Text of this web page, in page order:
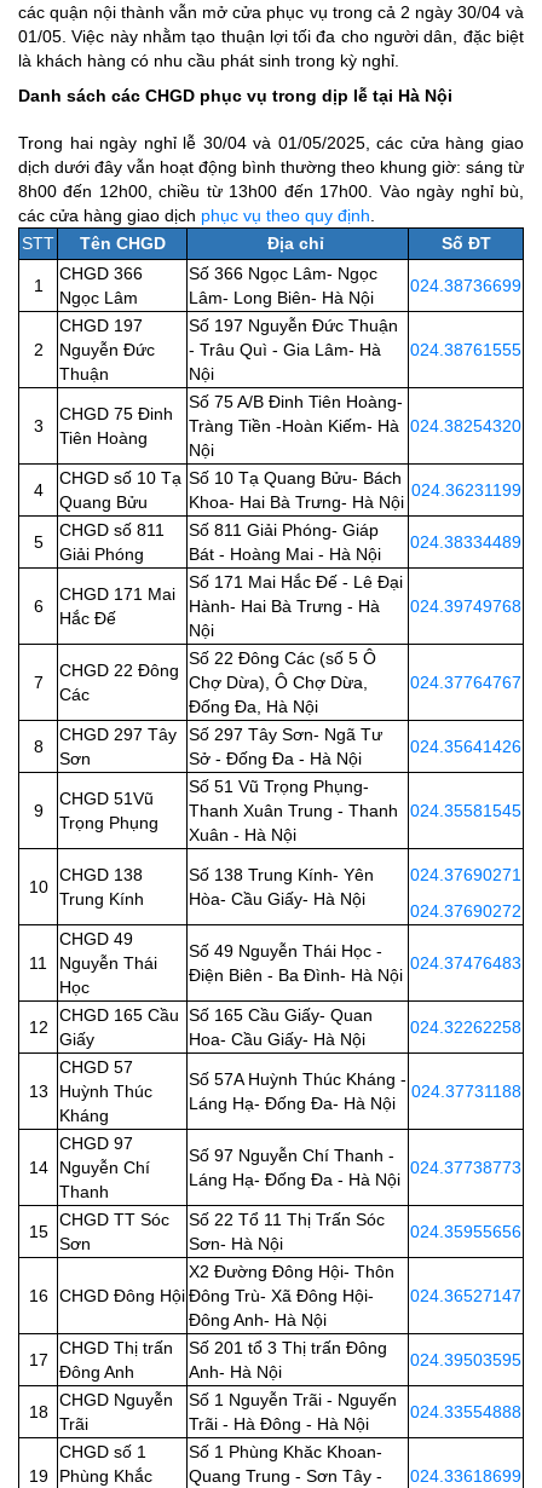
các quận nội thành vẫn mở cửa phục vụ trong cả 2 ngày 30/04 và
01/05. Việc này nhằm tạo thuận lợi tối đa cho người dân, đặc biệt
là khách hàng có nhu cầu phát sinh trong kỳ nghỉ.
Danh sách các CHGD phục vụ trong dịp lễ tại Hà Nội
Trong hai ngày nghỉ lễ 30/04 và 01/05/2025, các cửa hàng giao
dịch dưới đây vẫn hoạt động bình thường theo khung giờ: sáng từ
8h00 đến 12h00, chiều từ 13h00 đến 17h00. Vào ngày nghỉ bù,
các cửa hàng giao dịch phục vụ theo quy định
STT
Tên CHGD Địa chỉ Số ĐT
1
CHGD 366
Ngọc Lâm
Số 366 Ngọc Lâm- Ngọc
Lâm- Long Biên- Hà Nội
024.38736699
2
CHGD 197
Nguyễn Đức
Thuận
Số 197 Nguyễn Đức Thuận
- Trâu Quì - Gia Lâm- Hà
Nội
024.38761555
3
CHGD 75 Đinh
Tiên Hoàng
Số 75 A/B Đinh Tiên Hoàng-
Tràng Tiền -Hoàn Kiếm- Hà
Nội
024.38254320
4
CHGD số 10 Tạ
Quang Bửu
Số 10 Tạ Quang Bửu- Bách
Khoa- Hai Bà Trưng- Hà Nội
024.36231199
5
CHGD số 811
Giải Phóng
Số 811 Giải Phóng- Giáp
Bát - Hoàng Mai - Hà Nội
024.38334489
6
CHGD 171 Mai
Hắc Đế
Số 171 Mai Hắc Đế - Lê Đại
Hành- Hai Bà Trưng - Hà
Nội
024.39749768
7
CHGD 22 Đông
Các
Số 22 Đông Các (số 5 Ô
Chợ Dừa), Ô Chợ Dừa,
Đống Đa, Hà Nội
024.37764767
8
CHGD 297 Tây
Sơn
Số 297 Tây Sơn- Ngã Tư
Sở - Đống Đa - Hà Nội
024.35641426
9
CHGD 51Vũ
Trọng Phụng
Số 51 Vũ Trọng Phụng-
Thanh Xuân Trung - Thanh
Xuân - Hà Nội
024.35581545
10
CHGD 138
Trung Kính
Số 138 Trung Kính- Yên
Hòa- Cầu Giấy- Hà Nội
024.37690271
024.37690272
11
CHGD 49
Nguyễn Thái
Học
Số 49 Nguyễn Thái Học -
Điện Biên - Ba Đình- Hà Nội
024.37476483
12
CHGD 165 Cầu
Giấy
Số 165 Cầu Giấy- Quan
Hoa- Cầu Giấy- Hà Nội
024.32262258
13
CHGD 57
Huỳnh Thúc
Kháng
Số 57A Huỳnh Thúc Kháng -
Láng Hạ- Đống Đa- Hà Nội
024.37731188
14
CHGD 97
Nguyễn Chí
Thanh
Số 97 Nguyễn Chí Thanh -
Láng Hạ- Đống Đa - Hà Nội
024.37738773
15
CHGD TT Sóc
Sơn
Số 22 Tổ 11 Thị Trấn Sóc
Sơn- Hà Nội
024.35955656
16 CHGD Đông Hội
X2 Đường Đông Hội- Thôn
Đông Trù- Xã Đông Hội-
Đông Anh- Hà Nội
024.36527147
17
CHGD Thị trấn
Đông Anh
Số 201 tổ 3 Thị trấn Đông
Anh- Hà Nội
024.39503595
18
CHGD Nguyễn
Trãi
Số 1 Nguyễn Trãi - Nguyến
Trãi - Hà Đông - Hà Nội
024.33554888
19
CHGD số 1
Phùng Khắc
Số 1 Phùng Khăc Khoan-
Quang Trung - Sơn Tây -
024.33618699